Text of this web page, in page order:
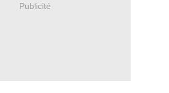
Publicité